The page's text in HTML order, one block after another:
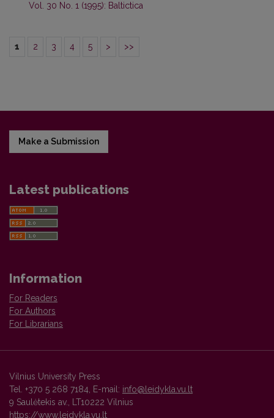
Vol. 30 No. 1 (1995): Baltictica
1 2 3 4 5 > >>
Make a Submission
Latest publications
Information
For Readers
For Authors
For Librarians
Vilnius University Press
Tel. +370 5 268 7184, E-mail: info@leidykla.vu.lt
9 Saulėtekis av., LT10222 Vilnius
https://www.leidykla.vu.lt